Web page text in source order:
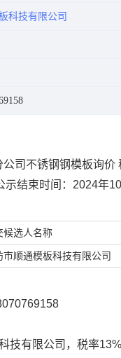
科技有限公司
司不锈钢钢模板询价
示结束时间：2024年
候选人名称
市顺通模板科技有限公司
技有限公司，税率13%